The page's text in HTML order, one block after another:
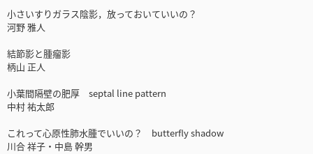
小さいすりガラス陰影，放っておいていいの？
河野 雅人
結節影と腫瘤影
柄山 正人
小葉間隔壁の肥厚 septal line pattern
中村 祐太郎
これって心原性肺水腫でいいの？ butterfly shadow
川合 祥子・中島 幹男